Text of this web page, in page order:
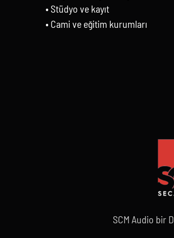
• Stüdyo ve kayıt
• Cami ve eğitim kurumları
SCM Audio bir